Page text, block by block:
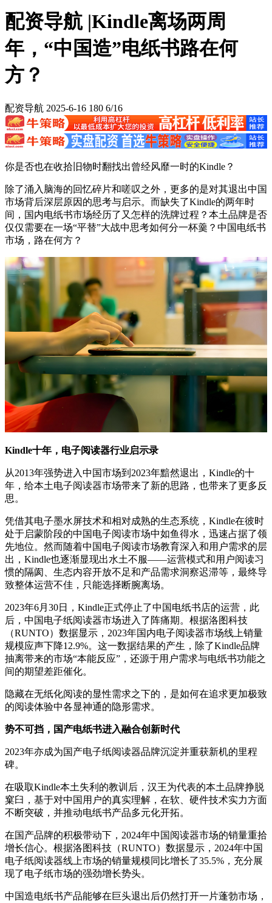
配资导航 |Kindle离场两周
年，“中国造”电纸书路在何
方？
配资导航 2025-6-16 180 6/16
你是否也在收拾旧物时翻找出曾经风靡一时的Kindle？
除了涌入脑海的回忆碎片和嗟叹之外，更多的是对其退出中国
市场背后深层原因的思考与启示。而缺失了Kindle的两年时
间，国内电纸书市场经历了又怎样的洗牌过程？本土品牌是否
仅仅需要在一场“平替”大战中思考如何分一杯羹？中国电纸书
市场，路在何方？
Kindle十年，电子阅读器行业启示录
从2013年强势进入中国市场到2023年黯然退出，Kindle的十
年，给本土电子阅读器市场带来了新的思路，也带来了更多反
思。
凭借其电子墨水屏技术和相对成熟的生态系统，Kindle在彼时
处于启蒙阶段的中国电子阅读市场中如鱼得水，迅速占据了领
先地位。然而随着中国电子阅读市场教育深入和用户需求的层
出，Kindle也逐渐显现出水土不服——运营模式和用户阅读习
惯的隔阂、生态内容开放不足和产品需求洞察迟滞等，最终导
致整体运营不佳，只能选择断腕离场。
2023年6月30日，Kindle正式停止了中国电纸书店的运营，此
后，中国电子纸阅读器市场进入了阵痛期。根据洛图科技
（RUNTO）数据显示，2023年国内电子阅读器市场线上销量
规模应声下降12.9%。这一数据结果的产生，除了Kindle品牌
抽离带来的市场“本能反应”，还源于用户需求与电纸书功能之
间的期望差距催化。
隐藏在无纸化阅读的显性需求之下的，是如何在追求更加极致
的阅读体验中各显神通的隐形需求。
势不可挡，国产电纸书进入融合创新时代
2023年亦成为国产电子纸阅读器品牌沉淀并重获新机的里程
碑。
在吸取Kindle本土失利的教训后，汉王为代表的本土品牌挣脱
窠臼，基于对中国用户的真实理解，在软、硬件技术实力方面
不断突破，并推动电纸书产品多元化开拓。
在国产品牌的积极带动下，2024年中国阅读器市场的销量重拾
增长信心。根据洛图科技（RUNTO）数据显示，2024年中国
电子纸阅读器线上市场的销量规模同比增长了35.5%，充分展
现了电子纸市场的强劲增长势头。
中国造电纸书产品能够在巨头退出后仍然打开一片蓬勃市场，